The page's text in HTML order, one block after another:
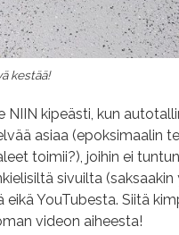
kestää!
NIIN kipeästi, kun
asiaa (epoksimaalin
toimii?), joihin ei
sivuilta
YouTubesta. Siitä
videon aiheesta!